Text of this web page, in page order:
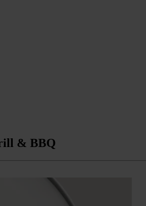
& BBQ